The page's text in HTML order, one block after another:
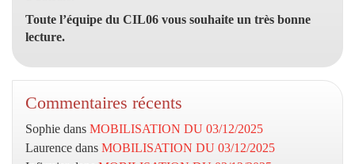
Toute l’équipe du CIL06 vous souhaite un très bonne
lecture.
Commentaires récents
Sophie dans MOBILISATION DU 03/12/2025
Laurence dans MOBILISATION DU 03/12/2025